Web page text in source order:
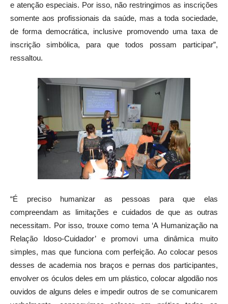
e atenção especiais. Por isso, não restringimos as inscrições
somente aos profissionais da saúde, mas a toda sociedade,
de forma democrática, inclusive promovendo uma taxa de
inscrição simbólica, para que todos possam participar”,
ressaltou.
“É preciso humanizar as pessoas para que elas
compreendam as limitações e cuidados de que as outras
necessitam. Por isso, trouxe como tema ‘A Humanização na
Relação Idoso-Cuidador’ e promovi uma dinâmica muito
simples, mas que funciona com perfeição. Ao colocar pesos
desses de academia nos braços e pernas dos participantes,
envolver os óculos deles em um plástico, colocar algodão nos
ouvidos de alguns deles e impedir outros de se comunicarem